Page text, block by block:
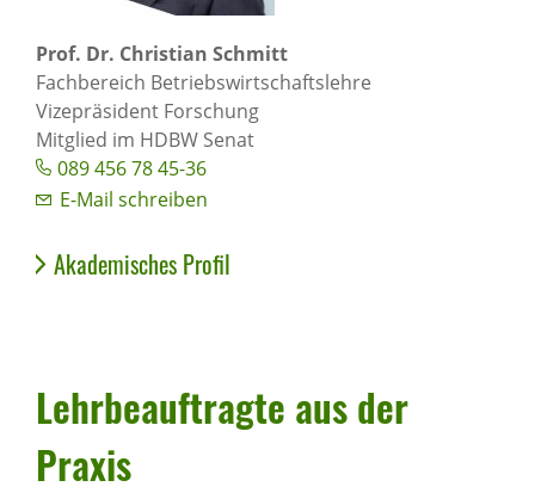
Prof. Dr. Christian Schmitt
Fachbereich Betriebswirtschaftslehre
Vizepräsident Forschung
Mitglied im HDBW Senat
089 456 78 45-36
E-Mail schreiben
Akademisches Profil
Lehr­be­auf­tragte aus der
Praxis